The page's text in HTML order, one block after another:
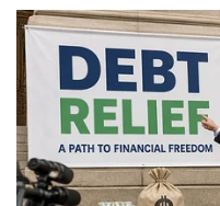
Kinh tế
Bất động sản
Khởi nghiệp